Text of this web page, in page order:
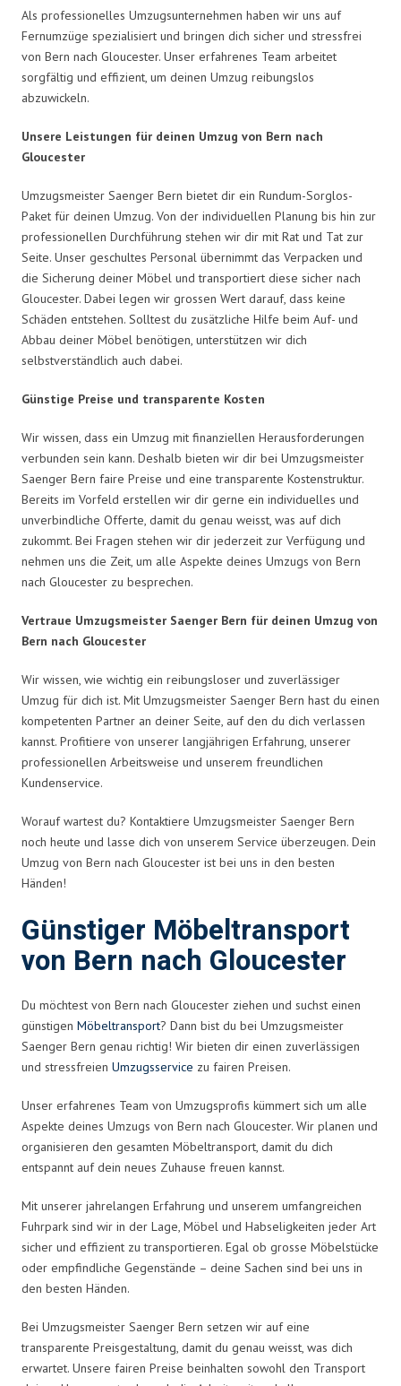
Als professionelles Umzugsunternehmen haben wir uns auf
Fernumzüge spezialisiert und bringen dich sicher und stressfrei
von Bern nach Gloucester. Unser erfahrenes Team arbeitet
sorgfältig und effizient, um deinen Umzug reibungslos
abzuwickeln.
Unsere Leistungen für deinen Umzug von Bern nach
Gloucester
Umzugsmeister Saenger Bern bietet dir ein Rundum-Sorglos-
Paket für deinen Umzug. Von der individuellen Planung bis hin zur
professionellen Durchführung stehen wir dir mit Rat und Tat zur
Seite. Unser geschultes Personal übernimmt das Verpacken und
die Sicherung deiner Möbel und transportiert diese sicher nach
Gloucester. Dabei legen wir grossen Wert darauf, dass keine
Schäden entstehen. Solltest du zusätzliche Hilfe beim Auf- und
Abbau deiner Möbel benötigen, unterstützen wir dich
selbstverständlich auch dabei.
Günstige Preise und transparente Kosten
Wir wissen, dass ein Umzug mit finanziellen Herausforderungen
verbunden sein kann. Deshalb bieten wir dir bei Umzugsmeister
Saenger Bern faire Preise und eine transparente Kostenstruktur.
Bereits im Vorfeld erstellen wir dir gerne ein individuelles und
unverbindliche Offerte, damit du genau weisst, was auf dich
zukommt. Bei Fragen stehen wir dir jederzeit zur Verfügung und
nehmen uns die Zeit, um alle Aspekte deines Umzugs von Bern
nach Gloucester zu besprechen.
Vertraue Umzugsmeister Saenger Bern für deinen Umzug von
Bern nach Gloucester
Wir wissen, wie wichtig ein reibungsloser und zuverlässiger
Umzug für dich ist. Mit Umzugsmeister Saenger Bern hast du einen
kompetenten Partner an deiner Seite, auf den du dich verlassen
kannst. Profitiere von unserer langjährigen Erfahrung, unserer
professionellen Arbeitsweise und unserem freundlichen
Kundenservice.
Worauf wartest du? Kontaktiere Umzugsmeister Saenger Bern
noch heute und lasse dich von unserem Service überzeugen. Dein
Umzug von Bern nach Gloucester ist bei uns in den besten
Händen!
Günstiger Möbeltransport
von Bern nach Gloucester
Du möchtest von Bern nach Gloucester ziehen und suchst einen
günstigen Möbeltransport? Dann bist du bei Umzugsmeister
Saenger Bern genau richtig! Wir bieten dir einen zuverlässigen
und stressfreien Umzugsservice zu fairen Preisen.
Unser erfahrenes Team von Umzugsprofis kümmert sich um alle
Aspekte deines Umzugs von Bern nach Gloucester. Wir planen und
organisieren den gesamten Möbeltransport, damit du dich
entspannt auf dein neues Zuhause freuen kannst.
Mit unserer jahrelangen Erfahrung und unserem umfangreichen
Fuhrpark sind wir in der Lage, Möbel und Habseligkeiten jeder Art
sicher und effizient zu transportieren. Egal ob grosse Möbelstücke
oder empfindliche Gegenstände – deine Sachen sind bei uns in
den besten Händen.
Bei Umzugsmeister Saenger Bern setzen wir auf eine
transparente Preisgestaltung, damit du genau weisst, was dich
erwartet. Unsere fairen Preise beinhalten sowohl den Transport